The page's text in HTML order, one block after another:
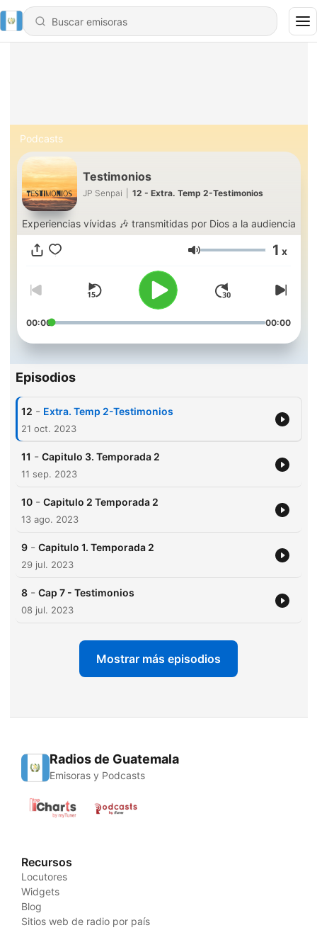
Podcasts
Testimonios
JP Senpai 12 - Extra. Temp 2-Testimonios
Experiencias vívidas 🎶 transmitidas por Dios a la audiencia
Volumen 1 x
00:00 00:00
Episodios
12 - Extra. Temp 2-Testimonios
21 oct. 2023
11 - Capitulo 3. Temporada 2
11 sep. 2023
10 - Capitulo 2 Temporada 2
13 ago. 2023
9 - Capitulo 1. Temporada 2
29 jul. 2023
8 - Cap 7 - Testimonios
08 jul. 2023
Mostrar más episodios
Radios de Guatemala
Emisoras y Podcasts
Recursos
Locutores
Widgets
Blog
Sitios web de radio por país